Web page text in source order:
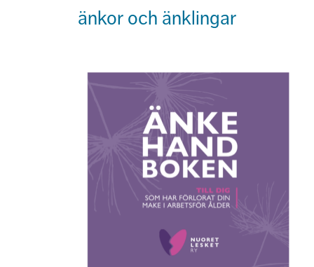
änkor och änklingar